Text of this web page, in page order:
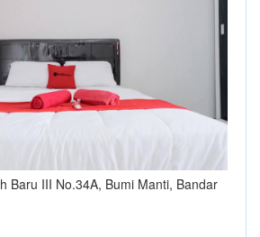
Baru III No.34A, Bumi Manti, Bandar